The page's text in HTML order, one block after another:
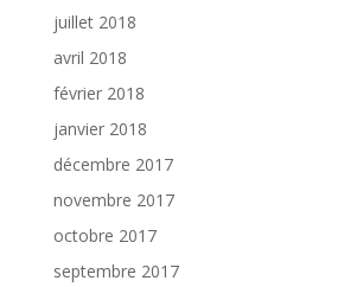
juillet 2018
avril 2018
février 2018
janvier 2018
décembre 2017
novembre 2017
octobre 2017
septembre 2017